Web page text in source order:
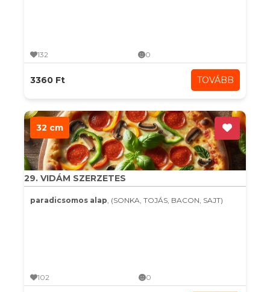
132 0
3360 Ft TOVÁBB
32 cm
29. VIDÁM SZERZETES
paradicsomos alap, (SONKA, TOJÁS, BACON, SAJT)
102 0